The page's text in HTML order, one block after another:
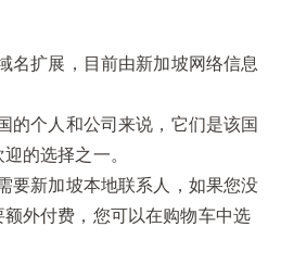
名扩展，目前由新加坡网络信息
的个人和公司来说，它们是该国
的选择之一。
要新加坡本地联系人，如果您没
外付费，您可以在购物车中选